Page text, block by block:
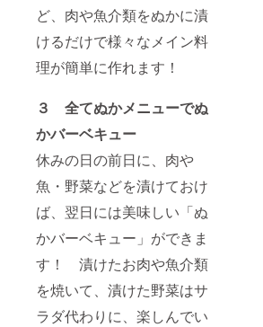
ど、肉や魚介類をぬかに漬
けるだけで様々なメイン料
理が簡単に作れます！
３ 全てぬかメニューでぬ
かバーベキュー
休みの日の前日に、肉や
魚・野菜などを漬けておけ
ば、翌日には美味しい「ぬ
かバーベキュー」ができま
す！ 漬けたお肉や魚介類
を焼いて、漬けた野菜はサ
ラダ代わりに、楽しんでい